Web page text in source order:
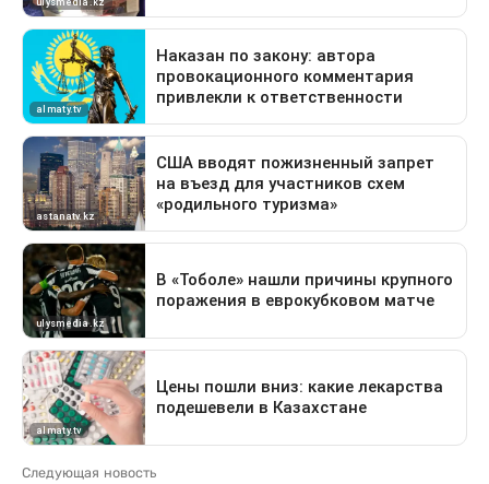
Следующая новость